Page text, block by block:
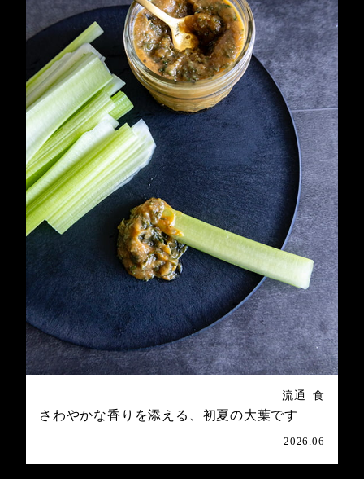
流通 食
さわやかな香りを添える、初夏の大葉です
2026.06